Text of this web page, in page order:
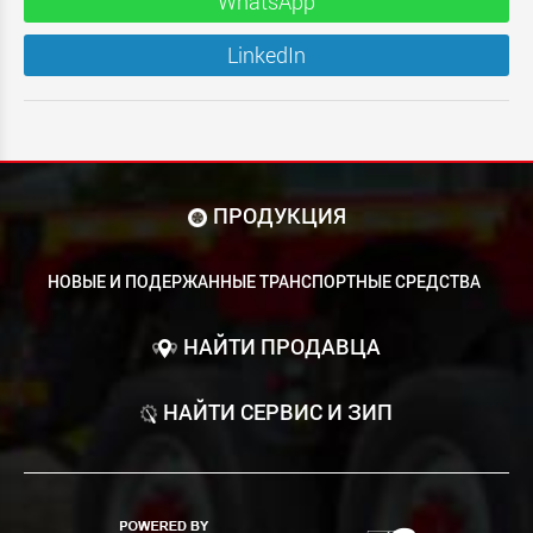
LinkedIn
ПРОДУКЦИЯ
НОВЫЕ И ПОДЕРЖАННЫЕ ТРАНСПОРТНЫЕ СРЕДСТВА
НАЙТИ ПРОДАВЦА
НАЙТИ СЕРВИС И ЗИП